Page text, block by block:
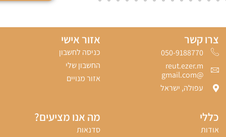
צרו קשר
050-9188770‬
reut.ezer.m
@gmail.com
עפולה, ישראל
אזור אישי
כניסה לחשבון
החשבון שלי
אזור מנויים
כללי
אודות
מה אנו מציעים?
סדנאות